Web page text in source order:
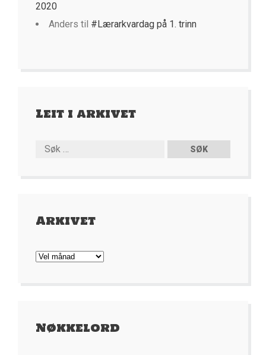
2020
Anders til #Lærarkvardag på 1. trinn
Leit i arkivet
Arkivet
Arkivet
Nøkkelord